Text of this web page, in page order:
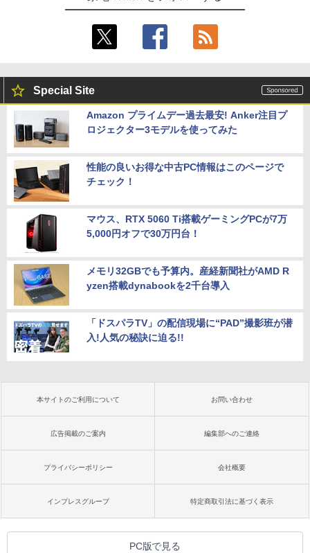
Special Site
Amazon プライムデー過去最安! Anker注目プ
ロジェクター3モデルを使ってみた
性能の良いお得な中古PC情報はこのページで
チェック！
マウス、RTX 5060 Ti搭載ゲーミングPCが7万
5,000円オフで30万円台！
メモリ32GBでも予算内。産経新聞社がAMD R
yzen搭載dynabookを2千台導入
「ドスパラTV」の配信現場に“PAD”撮影班が潜
入!人気の秘訣に迫る!!
本サイトのご利用について お問い合わせ
広告掲載のご案内 編集部へのご連絡
プライバシーポリシー 会社概要
インプレスグループ 特定商取引法に基づく表示
PC版で見る